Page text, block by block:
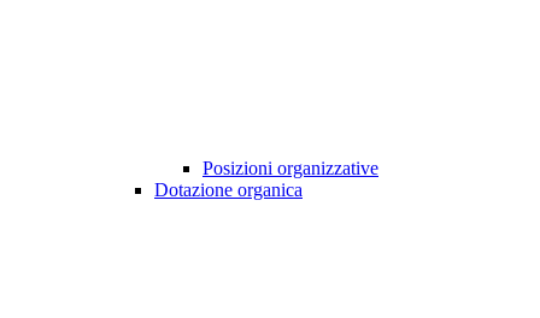
Posizioni organizzative
Dotazione organica